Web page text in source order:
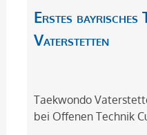
Erstes
Vaterstetten
Taekwondo
bei Offenen Technik